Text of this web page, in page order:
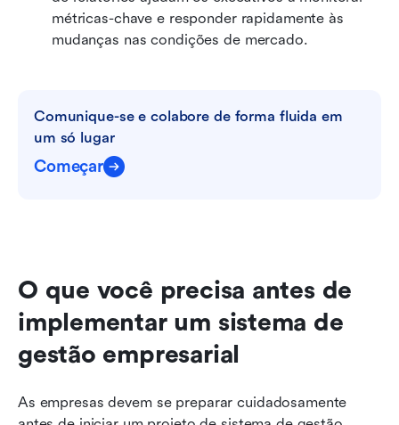
métricas-chave e responder rapidamente às
mudanças nas condições de mercado.
Comunique-se e colabore de forma fluida em
um só lugar
Começar
O que você precisa antes de
implementar um sistema de
gestão empresarial
As empresas devem se preparar cuidadosamente